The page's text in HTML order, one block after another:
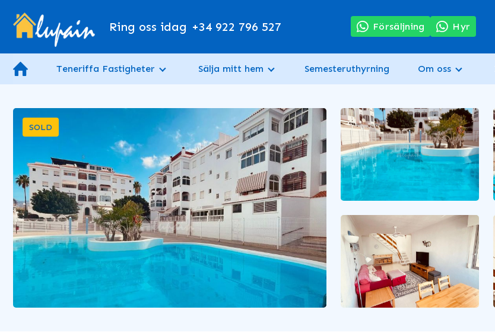
Ring oss idag +34 922 796 527 Försäljning Hyr
Teneriffa Fastigheter Sälja mitt hem Semesteruthyrning Om oss
SOLD